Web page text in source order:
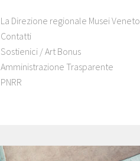
La Direzione regionale Musei Veneto
Contatti
Sostienici / Art Bonus
Amministrazione Trasparente
PNRR